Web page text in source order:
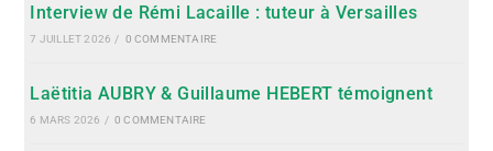
Interview de Rémi Lacaille : tuteur à Versailles
7 JUILLET 2026 / 0 COMMENTAIRE
Laëtitia AUBRY & Guillaume HEBERT témoignent
6 MARS 2026 / 0 COMMENTAIRE